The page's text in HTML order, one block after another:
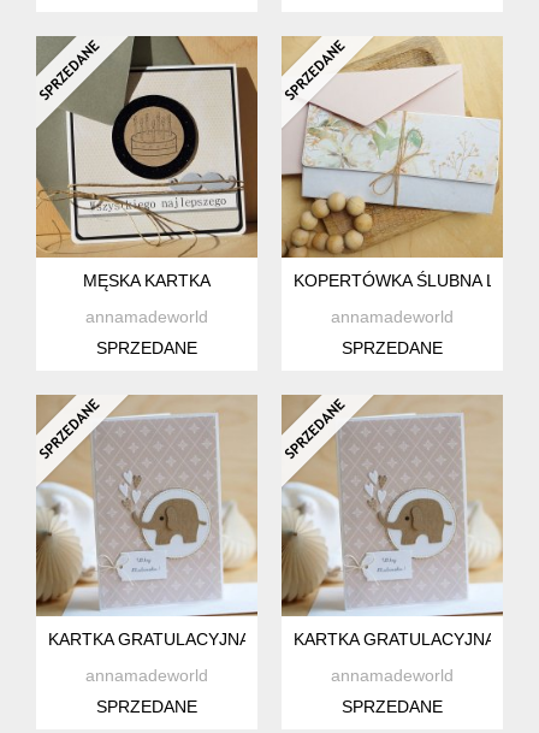
MĘSKA KARTKA
annamadeworld
SPRZEDANE
KOPERTÓWKA ŚLUBNA LUB
annamadeworld
SPRZEDANE
KARTKA GRATULACYJNA
annamadeworld
SPRZEDANE
KARTKA GRATULACYJNA
annamadeworld
SPRZEDANE